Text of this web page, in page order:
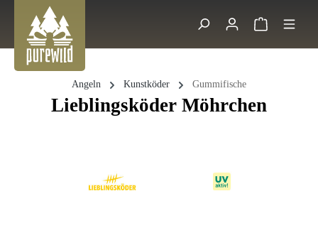
Zum Hauptinhalt springen
Suche
Angeln Kunstköder Gummifische
Lieblingsköder Möhrchen